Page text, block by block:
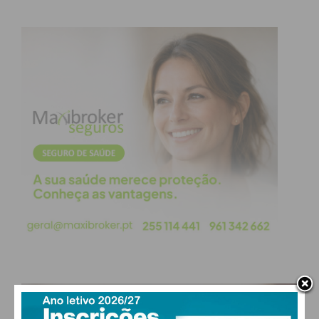
Tâmega e Sousa, a Área Metropolitana do Porto
(AMP) e a Infraestruturas de Portugal.
Três meses depois, em outubro, uma equipa
multidisciplinar constituída por representantes das
entidades intermunicipais (CIM e AMP), Câmaras
Municipais e Infraestruturas de Portugal, visitou o
concelho “com o objetivo de analisar os impactos
inerentes à construção da linha férrea do Vale do
desenvolvido para o traçado da Linha do Vale do
Sousaprevê a instalação de duas estações no
PAÇOS DE FERREIRA